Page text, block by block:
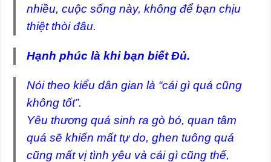
nhiều, cuộc sống này, không để bạn chịu
thiệt thòi đâu.
Hạnh phúc là khi bạn biết Đủ.
Nói theo kiểu dân gian là “cái gì quá cũng
không tốt”.
Yêu thương quá sinh ra gò bó, quan tâm
quá sẽ khiến mất tự do, ghen tuông quá
cũng mất vị tình yêu và cái gì cũng thế,